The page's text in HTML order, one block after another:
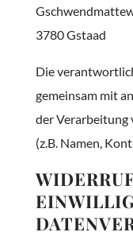
3780Gstaad
Die
gemeinsam mit
der Verarbeitung
(z.B. Namen,